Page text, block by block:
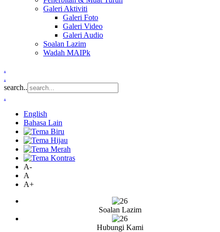
Galeri Aktiviti
Galeri Foto
Galeri Video
Galeri Audio
Soalan Lazim
Wadah MAIPk
.
.
search..
.
English
Bahasa Lain
A-
A
A+
Soalan Lazim
Hubungi Kami